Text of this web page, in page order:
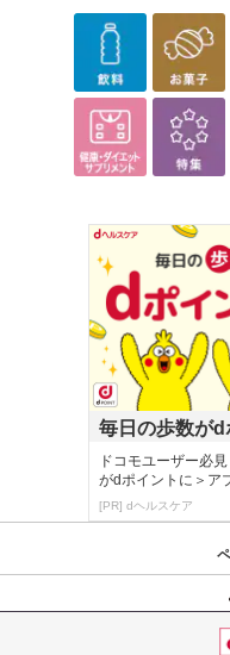
日が異なります。
※dショッピングサンプル百
だいた後のご感想をいただ
禁じます。
転売等、目的以外での利用
止させていただきます。
※こちらの商品については
配送伝票番号がマイページ
めご了承ください。
発送日カレンダー
毎日の歩数がd
ドコモユーザー必
がdポイントに＞ア
が楽しく続く
[PR] dヘルスケア